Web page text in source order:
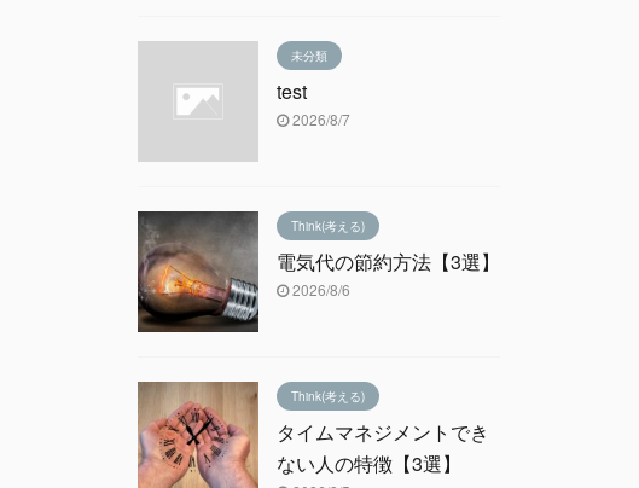
未分類
test
2026/8/7
Think(考える)
電気代の節約方法【3選】
2026/8/6
Think(考える)
タイムマネジメントでき
ない人の特徴【3選】